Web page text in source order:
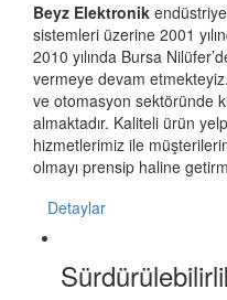
Beyz Elektronik
sistemleri üzerine 2001
2010 yılında Bursa
vermeye devam
ve otomasyon sektöründe
almaktadır. Kaliteli ürün
hizmetlerimiz ile
olmayı prensip haline
Detaylar